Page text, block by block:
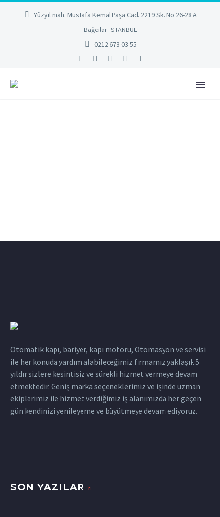
Yüzyıl mah. Mustafa Kemal Paşa Cad. 2219 Sk. No 26-28 A
Bağcılar-İSTANBUL
0212 673 03 55
Otomatik kapı, bariyer, kapı motoru, Otomasyon ve servisi
ile her konuda yardım alabileceğimiz firmamız yaklaşık 5
yıldır sizlere kesintisiz ve sürekli hizmet vermeye devam
etmektedir. Geniş marka seçeneklerimiz ve işinde uzman
ekiplerimiz ile hizmet verdiğimiz iş alanımızda her geçen
gün kendinizi yenileyeme ve büyütmeye devam ediyoruz.
SON YAZILAR